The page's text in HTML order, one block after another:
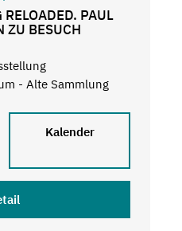
PAUL
ZU BESUCH
- Alte Sammlung
Kalender